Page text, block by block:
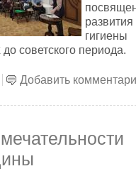
советского периода.
о Заседание клуба
Добавить